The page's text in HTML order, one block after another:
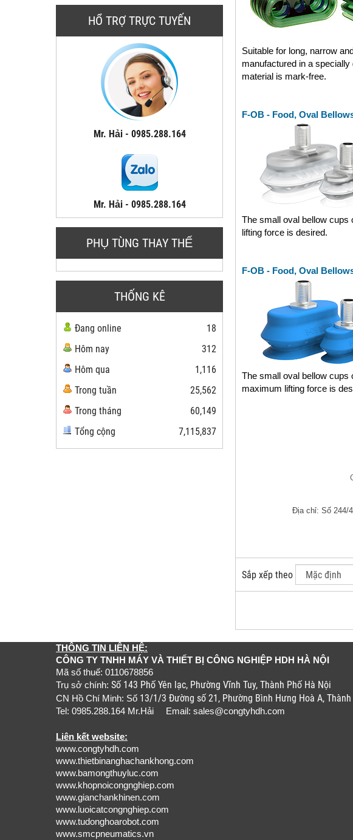
HỔ TRỢ TRỰC TUYẾN
Mr. Hải - 0985.288.164
Mr. Hải - 0985.288.164
PHỤ TÙNG THAY THẾ
THỐNG KÊ
Đang online
18
Hôm nay
312
Hôm qua
1,116
Trong tuần
25,562
Trong tháng
60,149
Tổng cộng
7,115,837
Suitable for long, narrow
manufactured in a
material is mark-free.
F-OB - Food, Oval
The small oval bellow cups
lifting force is desired.
F-OB - Food, Oval
The small oval bellow cups
maximum lifting force is
Địa chỉ: Số 244/
Sắp xếp theo
THÔNG TIN LIÊN HỆ:
CÔNG TY TNHH MÁY VÀ THIẾT BỊ CÔNG NGHIỆP HDH HÀ NỘI
Mã số thuế: 0110678856
Trụ sở chính: Số 143 Phố Yên lạc, Phường Vĩnh Tuy, Thành Phố Hà Nội
CN Hồ Chí Minh: Số 13/1/3 Đường số 21, Phường Bình Hưng Hoà A,
Tel: 0985.288.164 Mr.Hải Email: sales@congtyhdh.com
Liên kết website:
www.congtyhdh.com
www.thietbinanghachankhong.com
www.bamongthuyluc.com
www.khopnoicongnghiep.com
www.gianchankhinen.com
www.luoicatcongnghiep.com
www.tudonghoarobot.com
www.smcpneumatics.vn